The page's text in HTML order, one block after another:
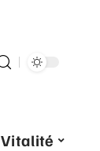
Vitalité